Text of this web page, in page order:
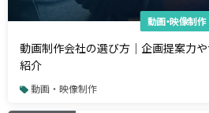
動画・映像制作
動画制作会社の選び方｜企画提案力
紹介
動画・映像制作